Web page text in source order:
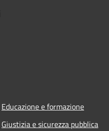
Educazione e formazione
Giustizia e sicurezza pubblica